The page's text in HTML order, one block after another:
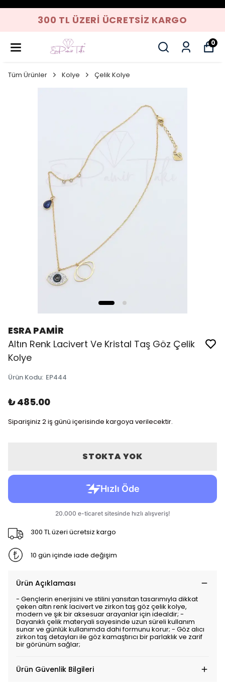
300 TL ÜZERI ÜCRETSIZ KARGO
0
Tüm Ürünler Kolye Çelik Kolye
ESRA PAMİR
Altın Renk Lacivert Ve Kristal Taş Göz Çelik
Kolye
Ürün Kodu: EP444
₺ 485.00
Siparişiniz 2 iş günü içerisinde kargoya verilecektir.
STOKTA YOK
300 TL üzeri ücretsiz kargo
10 gün içinde iade değişim
Ürün Açıklaması
- Gençlerin enerjisini ve stilini yansıtan tasarımıyla dikkat
çeken altın renk lacivert ve zirkon taş göz çelik kolye,
modern ve şık bir aksesuar arayanlar için idealdir; -
Dayanıklı çelik materyali sayesinde uzun süreli kullanım
sunar ve günlük kullanımda dahi formunu korur; - Göz alıcı
zirkon taş detayları ile göz kamaştırıcı bir parlaklık ve zarif
bir görünüm sağlar;
Ürün Güvenlik Bilgileri